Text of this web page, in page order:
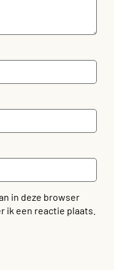
in deze browser
ik een reactie plaats.